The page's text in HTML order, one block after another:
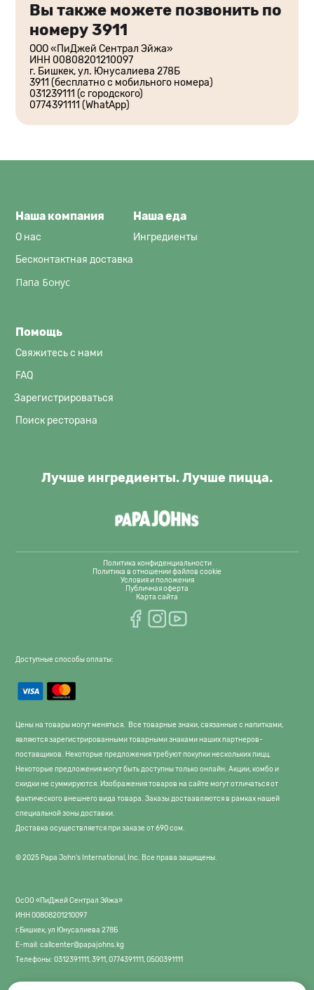
Вы также можете позвонить по
номеру 3911
ООО «ПиДжей Сентрал Эйжа»
ИНН 00808201210097
г. Бишкек, ул. Юнусалиева 278Б
3911 (бесплатно с мобильного номера)
031239111 (с городского)
0774391111 (WhatApp)
Наша компания
О нас
Бесконтактная доставка
Папа Бонус
Наша еда
Ингредиенты
Помощь
Свяжитесь с нами
FAQ
Зарегистрироваться
Поиск ресторана
Лучше ингредиенты. Лучше пицца.
Политика конфиденциальности
Политика в отношении файлов cookie
Условия и положения
Публичная оферта
Карта сайта
Доступные способы оплаты:
Цены на товары могут меняться. Все товарные знаки, связанные с напитками,
являются зарегистрированными товарными знаками наших партнеров-
поставщиков. Некоторые предложения требуют покупки нескольких пицц.
Некоторые предложения могут быть доступны только онлайн. Акции, комбо и
скидки не суммируются. Изображения товаров на сайте могут отличаться от
фактического внешнего вида товара. Заказы достаавляются в рамках нашей
специальной зоны доставки.
Доставка осуществляется при заказе от 690 сом.
© 2025 Papa John's International, Inc. Все права защищены.
ОсОО «ПиДжей Сентрал Эйжа»
ИНН 00808201210097
г.Бишкек, ул Юнусалиева 278Б
E-mail: callcenter@papajohns.kg
Телефоны: 0312391111, 3911, 0774391111, 0500391111